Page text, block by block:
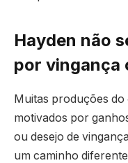
Hayden não
por vingança
Muitas produções
motivados por
ou desejo de
um caminho